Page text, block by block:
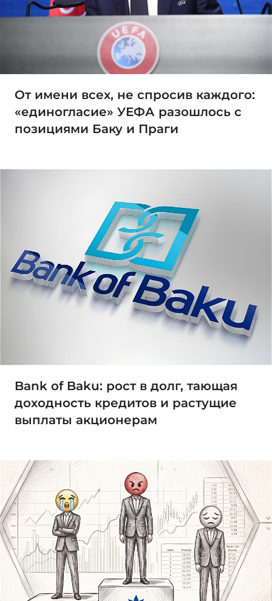
От имени всех, не спросив каждого:
«единогласие» УЕФА разошлось с
позициями Баку и Праги
Bank of Baku: рост в долг, тающая
доходность кредитов и растущие
выплаты акционерам